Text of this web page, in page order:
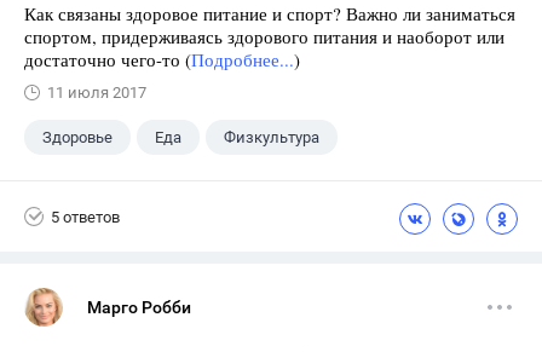
Как связаны здоровое питание и спорт? Важно ли заниматься
спортом, придерживаясь здорового питания и наоборот или
достаточно чего-то (Подробнее...)
11 июля 2017
Здоровье Еда Физкультура
5 ответов
Марго Робби